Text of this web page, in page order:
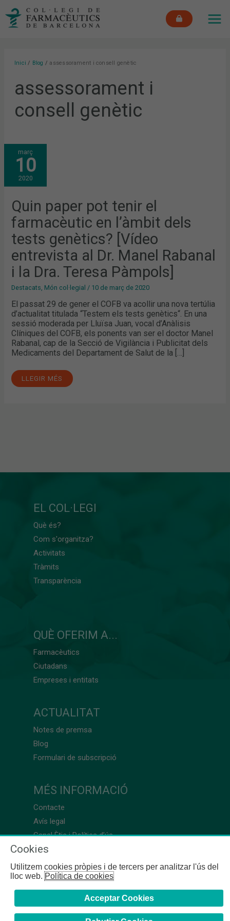
Inici Blog assessorament i consell genètic
assessorament i
consell genètic
març
10
2020
Quin paper pot tenir el
farmacèutic en l’àmbit dels
tests genètics? [Vídeo
entrevista al Dr. Manel Rabanal
i la Dra. Teresa Pàmpols]
Destacats Món col·legial / 10 de març de 2020
El passat 29 de gener el COFB va acollir una nova tertúlia
d’actualitat titulada “Testem els tests genètics“. En una
sessió moderada per Lluïsa Juan, vocal d’Anàlisis
Clíniques del COFB, els ponents van ser el doctor Manel
Rabanal, cap de la Secció de Vigilància i Publicitat dels
Medicaments del Departament de Salut de la […]
QUIN
PAPER
POT
TENIR
EL
FARMACÈUTIC
EN
DELS
TESTS
GENÈTICS?
[VÍDEO
ENTREVISTA
DR.
MANEL
RABANAL
I
DRA.
PÀMPOLS]
LLEGIR MÉS
EL COL·LEGI
Què és?
Com s'organitza?
Activitats
Tràmits
Transparència
QUÈ OFERIM A...
Farmacèutics
Ciutadans
Empreses i entitats
ACTUALITAT
Notes de premsa
Blog
Formulari de subscripció
MÉS INFORMACIÓ
Contacte
Avís legal
Canal Ètic i Política d’ús
Cookies
Utilitzem cookies pròpies i de tercers per analitzar l'ús del
lloc web.Política de cookies
Acceptar Cookies